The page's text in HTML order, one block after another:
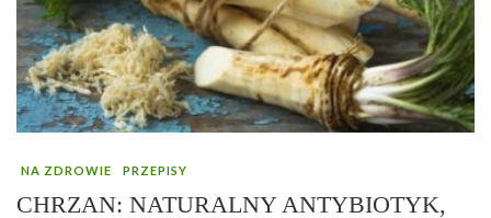
NA ZDROWIE PRZEPISY
CHRZAN: NATURALNY ANTYBIOTYK,